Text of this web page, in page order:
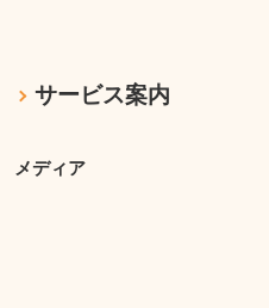
サービス案内
メディア